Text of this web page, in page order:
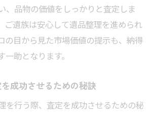
、品物の価値をしっかりと査定しま
ご遺族は安心して遺品整理を進められ
の目から見た市場価値の提示も、納得
助となります。
成功させるための秘訣
を行う際、査定を成功させるための秘